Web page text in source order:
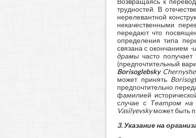
трудностей. В
нерелевантной
некачественными
передают что
определения типа
связана с окончанием -
драмычасто получает
(предпочтительный
Borisoglebsky
может принять
предпочтительно
фамилией
случае с Театром на
Vasilyevskyможет быть
3.Указание на